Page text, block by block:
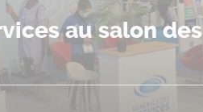
au salon des